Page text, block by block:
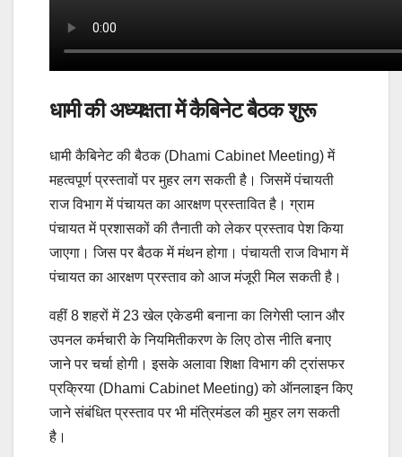
धामी की अध्यक्षता में कैबिनेट बैठक शुरू
धामी कैबिनेट की बैठक (Dhami Cabinet Meeting) में
महत्वपूर्ण प्रस्तावों पर मुहर लग सकती है। जिसमें पंचायती
राज विभाग में पंचायत का आरक्षण प्रस्तावित है। ग्राम
पंचायत में प्रशासकों की तैनाती को लेकर प्रस्ताव पेश किया
जाएगा। जिस पर बैठक में मंथन होगा। पंचायती राज विभाग में
पंचायत का आरक्षण प्रस्ताव को आज मंजूरी मिल सकती है।
वहीं 8 शहरों में 23 खेल एकेडमी बनाना का लिगेसी प्लान और
उपनल कर्मचारी के नियमितीकरण के लिए ठोस नीति बनाए
जाने पर चर्चा होगी। इसके अलावा शिक्षा विभाग की ट्रांसफर
प्रक्रिया (Dhami Cabinet Meeting) को ऑनलाइन किए
जाने संबंधित प्रस्ताव पर भी मंत्रिमंडल की मुहर लग सकती
है।